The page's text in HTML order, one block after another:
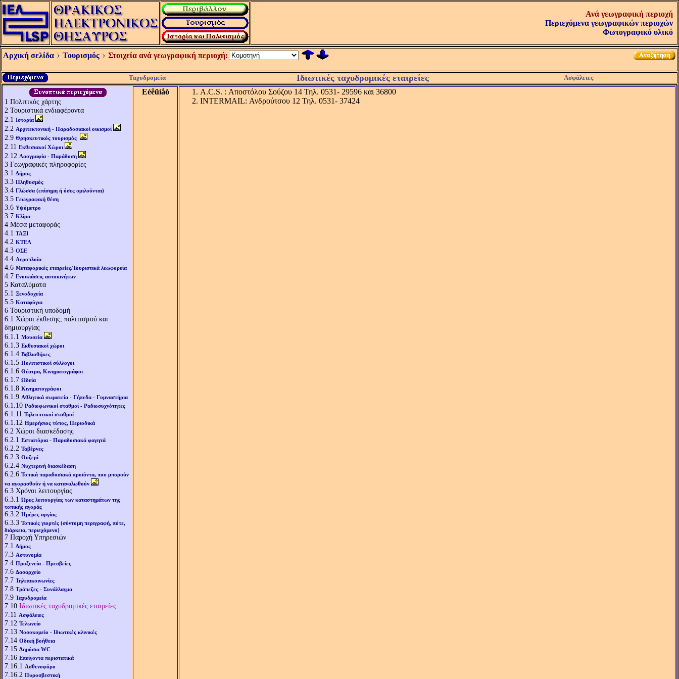
Ανά γεωγραφική περιοχή
Περιεχόμενα γεωγραφικών περιοχών
Φωτογραφικό υλικό
Αρχική σελίδα Τουρισμός Στοιχεία ανά γεωγραφική περιοχή:
Ταχυδρομεία Ιδιωτικές ταχυδρομικές εταιρείες Ασφάλειες
1 Πολιτικός χάρτης
2 Τουριστικά ενδιαφέροντα
2.1 Ιστορία
2.2 Αρχιτεκτονική - Παραδοσιακοί οικισμοί
2.9 Θρησκευτικός τουρισμός
2.11 Εκθεσιακοί Χώροι
2.12 Λαογραφία - Παράδοση
3 Γεωγραφικές πληροφορίες
3.1 Δήμος
3.3 Πληθυσμός
3.4 Γλώσσα (επίσημη ή όσες ομιλούνται)
3.5 Γεωγραφική θέση
3.6 Υψόμετρο
3.7 Κλίμα
4 Μέσα μεταφοράς
4.1 ΤΑΞΙ
4.2 ΚΤΕΛ
4.3 ΟΣΕ
4.4 Αεροπλοΐα
4.6 Μεταφορικές εταιρείες/Τουριστικά λεωφορεία
4.7 Ενοικιάσεις αυτοκινήτων
5 Καταλύματα
5.1 Ξενοδοχεία
5.5 Καταφύγια
6 Τουριστική υποδομή
6.1 Χώροι έκθεσης, πολιτισμού και
δημιουργίας
6.1.1 Μουσεία
6.1.3 Εκθεσιακοί χώροι
6.1.4 Βιβλιοθήκες
6.1.5 Πολιτιστικοί σύλλογοι
6.1.6 Θέατρα, Κινηματογράφοι
6.1.7 Ωδεία
6.1.8 Κινηματογράφοι
6.1.9 Αθλητικά σωματεία - Γήπεδα - Γυμναστήρια
6.1.10 Ραδιοφωνικοί σταθμοί - Ραδιοσυχνότητες
6.1.11 Τηλεοπτικοί σταθμοί
6.1.12 Ημερήσιος τύπος, Περιοδικά
6.2 Χώροι διασκέδασης
6.2.1 Εστιατόρια - Παραδοσιακά φαγητά
6.2.2 Ταβέρνες
6.2.3 Ουζερί
6.2.4 Νυχτερινή διασκέδαση
6.2.6 Τοπικά παραδοσιακά προϊόντα, που μπορούν
να αγορασθούν ή να καταναλωθούν
6.3 Χρόνοι λειτουργίας
6.3.1Ώρες λειτουργίας των καταστημάτων της
τοπικής αγοράς
6.3.2 Ημέρες αργίας
6.3.3 Τοπικές γιορτές (σύντομη περιγραφή, πότε,
διάρκεια, περιεχόμενο)
7 Παροχή Υπηρεσιών
7.1 Δήμος
7.3 Αστυνομία
7.4 Προξενεία - Πρεσβείες
7.6 Δασαρχείο
7.7 Τηλεπικοινωνίες
7.8 Τράπεζες - Συνάλλαγμα
7.9 Ταχυδρομεία
7.10 Ιδιωτικές ταχυδρομικές εταιρείες
7.11 Ασφάλειες
7.12 Τελωνείο
7.13 Νοσοκομείο - Ιδιωτικές κλινικές
7.14 Οδική βοήθεια
7.15 Δημόσια WC
7.16 Επείγοντα περιστατικά
7.16.1 Ασθενοφόρο
7.16.2 Πυροσβεστική
Eéêüíåò
A.C.S. : Αποστόλου Σούζου 14 Τηλ. 0531- 29596 και 36800
INTERMAIL: Ανδρούτσου 12 Τηλ. 0531- 37424